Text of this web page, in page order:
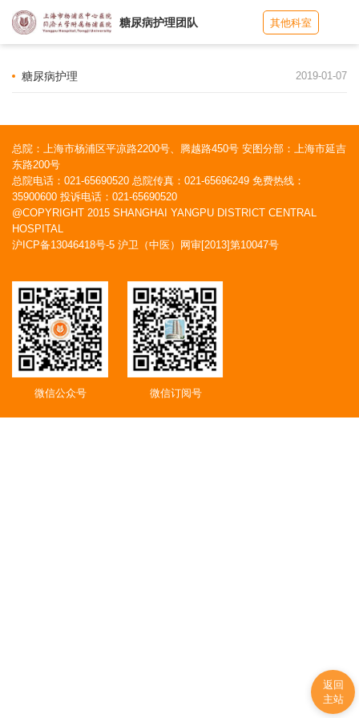
糖尿病护理团队 其他科室
返回
主站
糖尿病护理 2019-01-07
总院：上海市杨浦区平凉路2200号、腾越路450号 安图分部：上海市延吉
东路200号
总院电话：021-65690520 总院传真：021-65696249 免费热线：
35900600 投诉电话：021-65690520
@COPYRIGHT 2015 SHANGHAI YANGPU DISTRICT CENTRAL
HOSPITAL
沪ICP备13046418号-5 沪卫（中医）网审[2013]第10047号
微信公众号 微信订阅号